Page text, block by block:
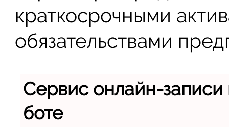
краткосрочными
обязательствами
Сервис онлайн-
боте